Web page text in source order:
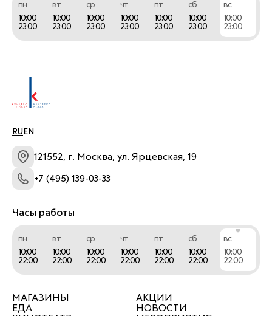
пн
10:00
23:00
вт
10:00
23:00
ср
10:00
23:00
чт
10:00
23:00
пт
10:00
23:00
сб
10:00
23:00
вс
10:00
23:00
RU EN
121552, г. Москва, ул. Ярцевская, 19
+7 (495) 139-03-33
Часы работы
пн
10:00
22:00
вт
10:00
22:00
ср
10:00
22:00
чт
10:00
22:00
пт
10:00
22:00
сб
10:00
22:00
вс
10:00
22:00
МАГАЗИНЫ
ЕДА
АКЦИИ
НОВОСТИ